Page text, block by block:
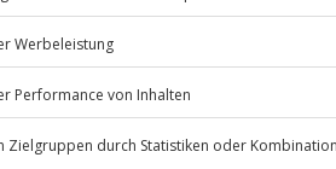
Listenansicht
© OpenStreetMaps